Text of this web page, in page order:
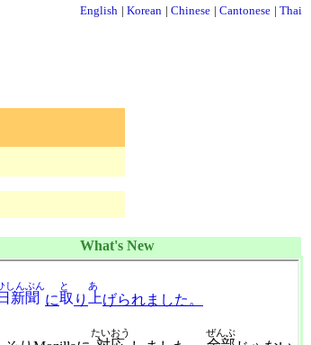
English Korean Chinese Cantonese Thai
What's New